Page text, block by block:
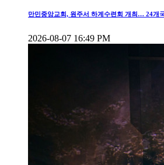
만민중앙교회, 원주서 하계수련회 개최… 24개
2026-08-07 16:49 PM